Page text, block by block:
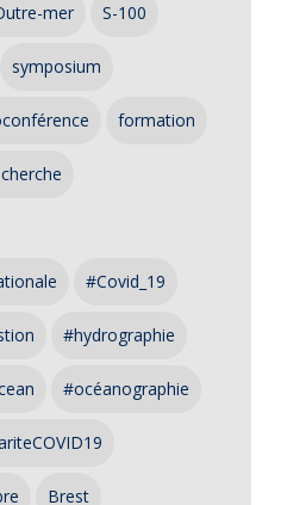
mer S-100
symposium
formation
#Covid_19
#hydrographie
#océanographie
Brest